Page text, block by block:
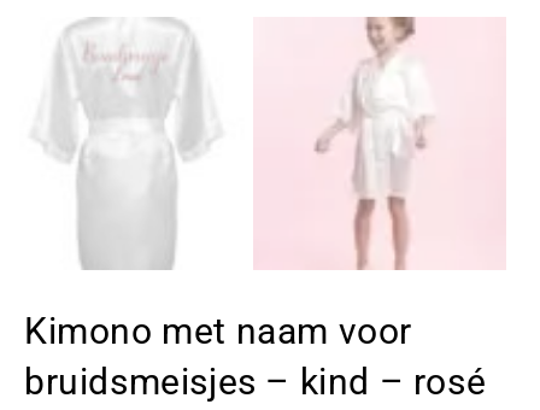
Kimono met naam voor
bruidsmeisjes – kind – rosé